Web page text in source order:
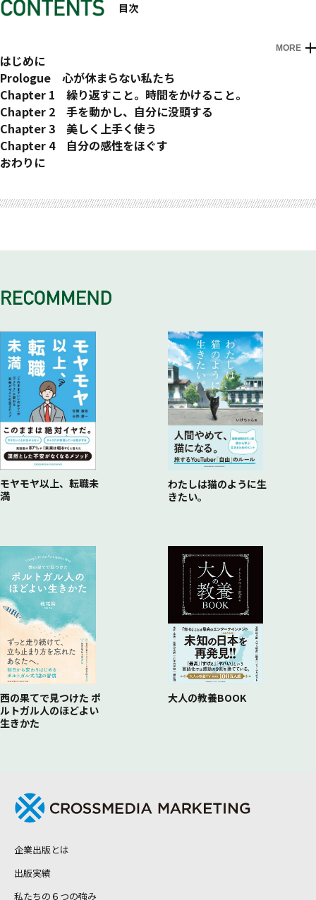
目次
MORE
はじめに
Prologue 心が休まらない私たち
1 もの作りと手仕事
2 手を動かし心を満たす
3 自分とつながれたように感じる
4 子供のころの夢中になれる感覚を思い出す
5 クラフトフルネスがもたらす五感の刺激
Chapter 1 繰り返すこと。時間をかけること。
1 繰り返すことで見えてくる世界
2 状態を知り自分の変化を感じる
3 楽しみたいこと。こだわらないこと。
4 整理整頓
6 集中するときの自意識の配分
7 もの作りで人とつながる
9 よくものを見る
12 曖昧な表現をすり合わせる
14 もの作りは自然との対話
Chapter 2 手を動かし、自分に没頭する
1 鉛筆をカッターナイフで削る
2 包丁を研ぐ
3 美味しいコーヒーを淹れてみる
5 触覚と聴覚で味わってみる
6 折り紙を折る
8 文章を書く
11 大人の絵画入門
13 竹を編んでみる
14 毛糸で編み物をする
15 土をこねてカップを作る
16 布を草木で染めてみる
17 藍で染める
18 手漉き和紙を作る
19 フィルムで写真を撮ってみる
Chapter 3 美しく上手く使う
1 丁寧な暮らし、はめんどくさい
2 紙や布など、素材を３つの〝命〟で使い切る
4 靴を磨く
5 道具のもりをする
7 長く使って変化を楽しむ
10 オーダーメイドを発注する
Chapter 4 自分の感性をほぐす
1 感性の棚卸しをする時間を持つ
3 自分の気持ちに素直になる
4 引き算の美学
6 自分とつながれている状態
9 感情の居場所を手の中に
11 気持ちいいとはどういうことか
12 一体になる
13 矛盾を受け入れる
14 自分をなくす
おわりに
モヤモヤ以上、転職未
満
わたしは猫のように生
きたい。
西の果てで見つけた ポ
ルトガル人のほどよい
生きかた
大人の教養BOOK
企業出版とは
出版実績
私たちの６つの強み